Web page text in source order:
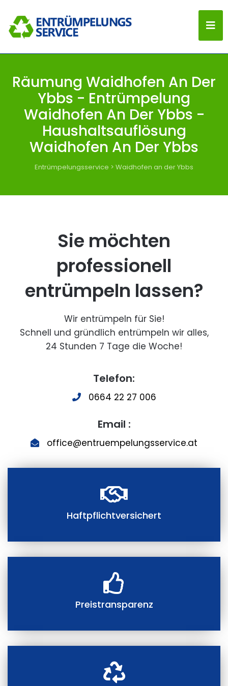
Räumung Waidhofen An Der
Ybbs - Entrümpelung
Waidhofen An Der Ybbs -
Haushaltsauflösung
Waidhofen An Der Ybbs
Entrümpelungsservice > Waidhofen an der Ybbs
Sie möchten
professionell
entrümpeln lassen?
Wir entrümpeln für Sie!
Schnell und gründlich entrümpeln wir alles,
24 Stunden 7 Tage die Woche!
Telefon:
0664 22 27 006
Email :
office@entruempelungsservice.at
Haftpflichtversichert
Preistransparenz